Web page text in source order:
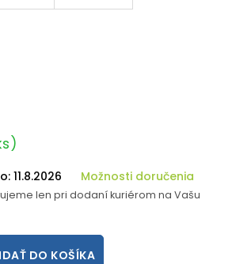
11.8.2026 Možnosti doručenia
len pri dodaní kuriérom na Vašu
DO KOŠÍKA